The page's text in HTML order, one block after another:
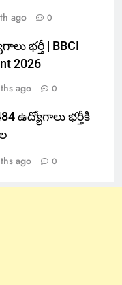
ago 0
భర్తీ | BBCI
2026
ago 0
ఉద్యోగాలు భర్తీకి
ago 0